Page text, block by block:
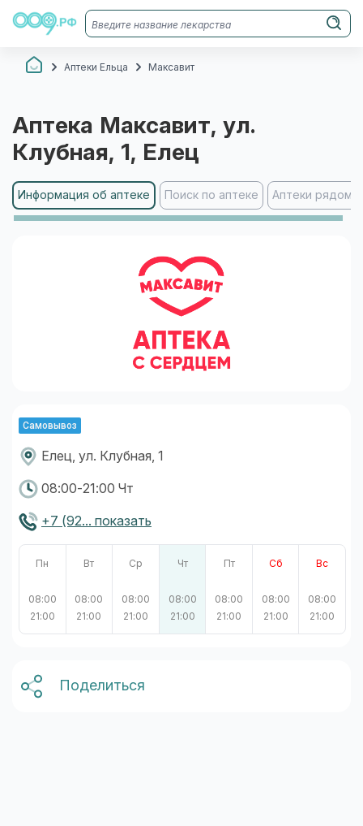
Аптеки Ельца Максавит
Аптека Максавит, ул.
Клубная, 1, Елец
Информация об аптеке Поиск по аптеке Аптеки рядом
Самовывоз
Елец, ул. Клубная, 1
08:00-21:00 Чт
+7 (92... показать
Пн
08:00
21:00
Вт
08:00
21:00
Ср
08:00
21:00
Чт
08:00
21:00
Пт
08:00
21:00
Сб
08:00
21:00
Вс
08:00
21:00
Поделиться